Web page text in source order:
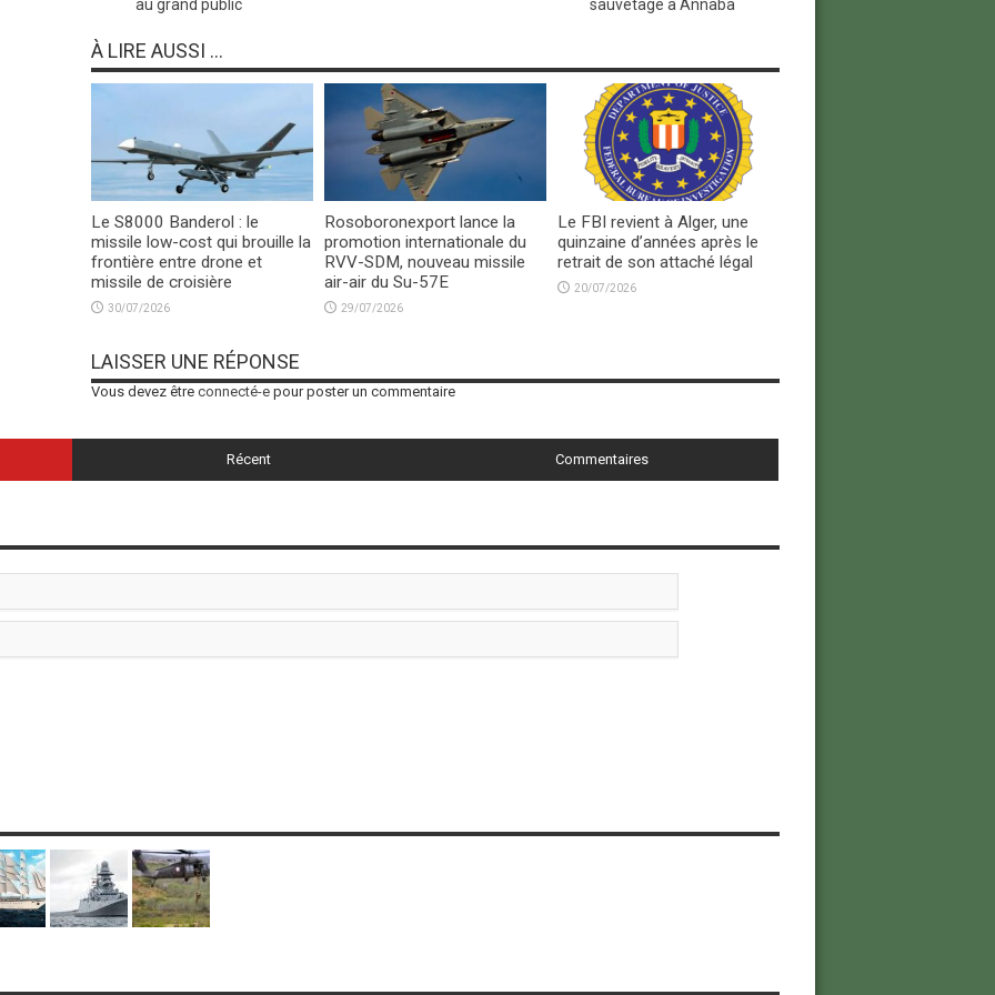
au grand public
sauvetage à Annaba
À LIRE AUSSI ...
Le S8000 Banderol : le
missile low-cost qui brouille la
frontière entre drone et
missile de croisière
30/07/2026
Rosoboronexport lance la
promotion internationale du
RVV-SDM, nouveau missile
air-air du Su-57E
29/07/2026
Le FBI revient à Alger, une
quinzaine d’années après le
retrait de son attaché légal
20/07/2026
LAISSER UNE RÉPONSE
Vous devez être connecté-epour poster un commentaire
Récent Commentaires